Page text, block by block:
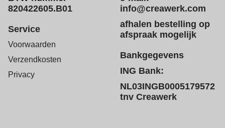
820422605.B01
info@creawerk.com
afhalen bestelling op
afspraak mogelijk
Service
Voorwaarden
Verzendkosten
Privacy
Bankgegevens
ING Bank:
NL03INGB0005179572
tnv Creawerk